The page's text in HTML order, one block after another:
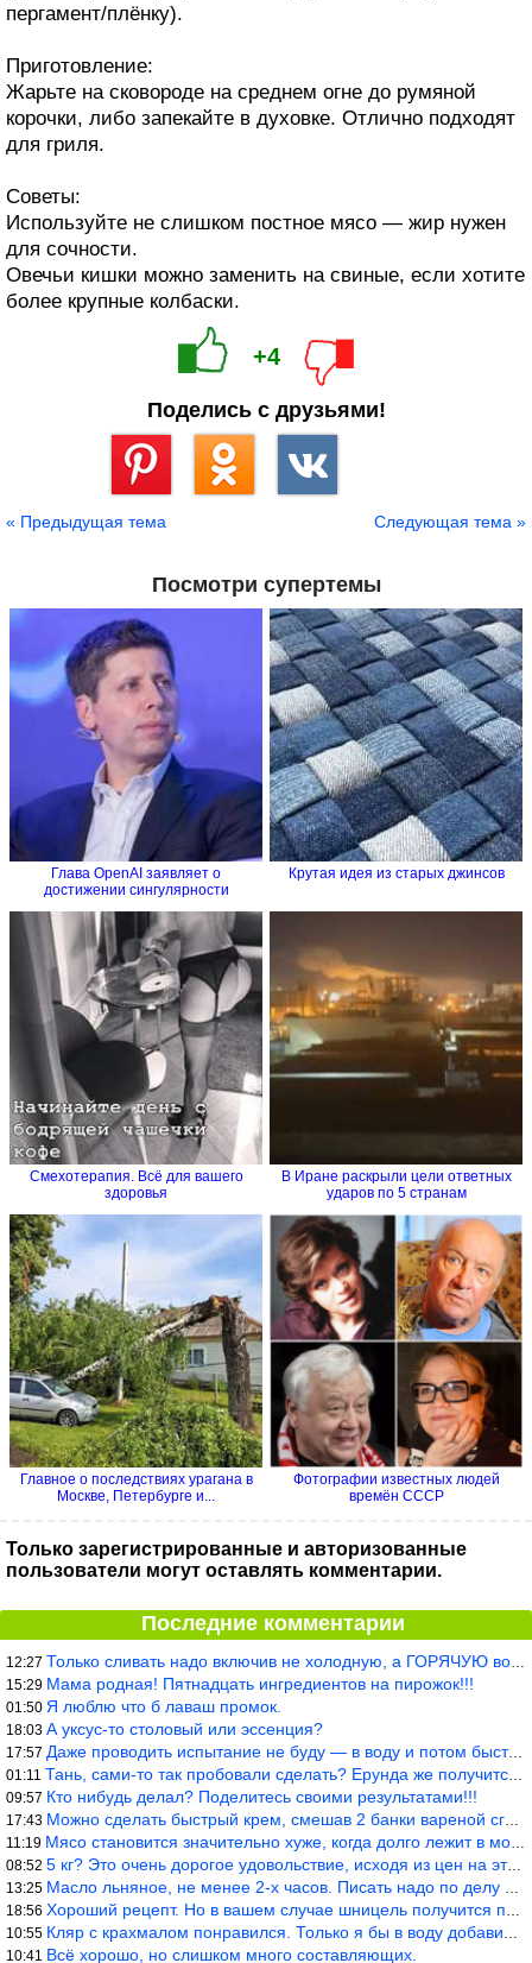
пергамент/плёнку).
Приготовление:
Жарьте на сковороде на среднем огне до румяной
корочки, либо запекайте в духовке. Отлично подходят
для гриля.
Советы:
Используйте не слишком постное мясо — жир нужен
для сочности.
Овечьи кишки можно заменить на свиные, если хотите
более крупные колбаски.
+4
Поделись с друзьями!
« Предыдущая тема Следующая тема »
Посмотри супертемы
Глава OpenAI заявляет о
достижении сингулярности
Крутая идея из старых джинсов
Смехотерапия. Всё для вашего
здоровья
В Иране раскрыли цели ответных
ударов по 5 странам
Главное о последствиях урагана в
Москве, Петербурге и...
Фотографии известных людей
времён СССР
Только зарегистрированные и авторизованные
пользователи могут оставлять комментарии.
Последние комментарии
12:27 Только сливать надо включив не холодную, а ГОРЯЧУЮ воду. Трубы в
15:29 Мама родная! Пятнадцать ингредиентов на пирожок!!!
01:50 Я люблю что б лаваш промок.
18:03 А уксус-то столовый или эссенция?
17:57 Даже проводить испытание не буду — в воду и потом быстро в раска
01:11 Тань, сами-то так пробовали сделать? Ерунда же получится. Нет, с
09:57 Кто нибудь делал? Поделитесь своими результатами!!!
17:43 Можно сделать быстрый крем, смешав 2 банки вареной сгущенки со с
11:19 Мясо становится значительно хуже, когда долго лежит в морозилке
08:52 5 кг? Это очень дорогое удовольствие, исходя из цен на эту ягоду
13:25 Масло льняное, не менее 2-х часов. Писать надо по делу и подробн
18:56 Хороший рецепт. Но в вашем случае шницель получится парено-варен
10:55 Кляр с крахмалом понравился. Только я бы в воду добавил бы молок
10:41 Всё хорошо, но слишком много составляющих.